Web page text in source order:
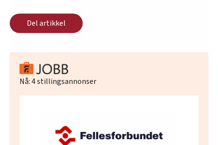
Del artikkel
Nå:4stillingsannonser